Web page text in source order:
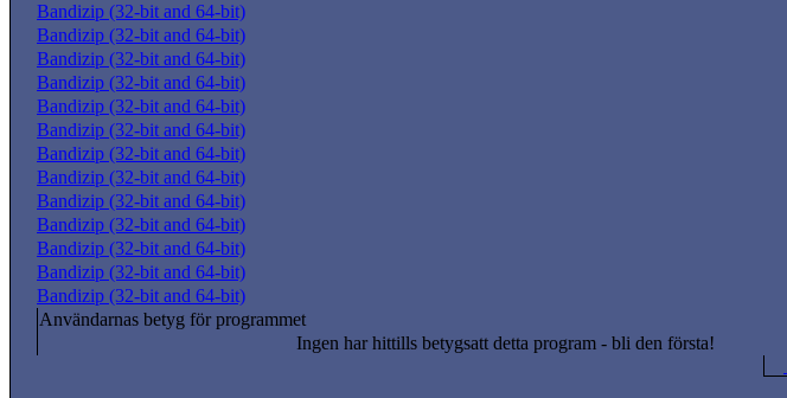
Bandizip (32-bit and 64-bit)
Bandizip (32-bit and 64-bit)
Bandizip (32-bit and 64-bit)
Bandizip (32-bit and 64-bit)
Bandizip (32-bit and 64-bit)
Bandizip (32-bit and 64-bit)
Bandizip (32-bit and 64-bit)
Bandizip (32-bit and 64-bit)
Bandizip (32-bit and 64-bit)
Bandizip (32-bit and 64-bit)
Bandizip (32-bit and 64-bit)
Bandizip (32-bit and 64-bit)
Bandizip (32-bit and 64-bit)
Användarnas betyg för programmet
Ingen har hittills betygsatt detta program - bli den första!